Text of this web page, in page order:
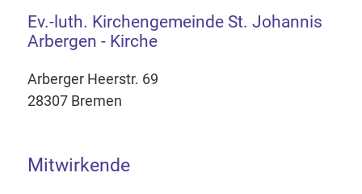
Ev.-luth. Kirchengemeinde St. Johannis
Arbergen - Kirche
Arberger Heerstr. 69
28307 Bremen
Mitwirkende